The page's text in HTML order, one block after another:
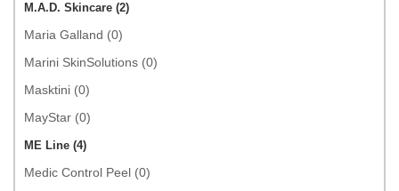
M.A.D. Skincare (2)
Maria Galland (0)
Marini SkinSolutions (0)
Masktini (0)
MayStar (0)
ME Line (4)
Medic Control Peel (0)